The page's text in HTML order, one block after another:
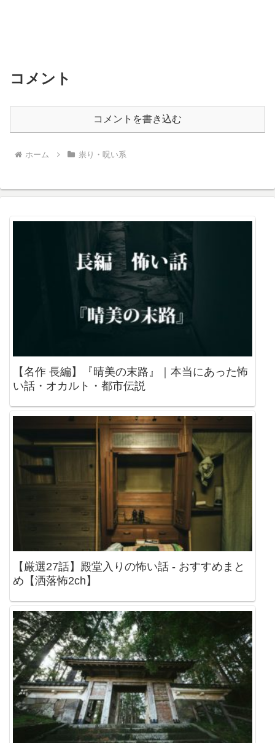
コメント
コメントを書き込む
ホーム 祟り・呪い系
【名作 長編】『晴美の末路』｜本当にあった怖
い話・オカルト・都市伝説
【厳選27話】殿堂入りの怖い話 - おすすめまと
め【洒落怖2ch】